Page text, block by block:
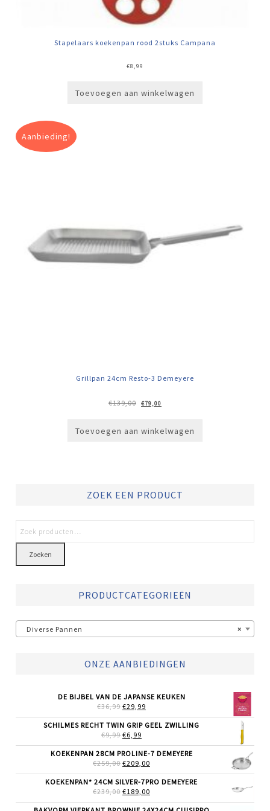
Stapelaars koekenpan rood 2stuks Campana
€8,99
Toevoegen aan winkelwagen
Aanbieding!
Grillpan 24cm Resto-3 Demeyere
€139,00
Oorspronkelijke
prijs
€79,00
prijs
Toevoegen aan winkelwagen
ZOEK EEN PRODUCT
Zoeken
PRODUCTCATEGORIEËN
×
Diverse Pannen
ONZE AANBIEDINGEN
DE BIJBEL VAN DE JAPANSE KEUKEN
€36,99 OORSPRONKELIJKE
WAS:
€36,99.
€29,99
IS:
SCHILMES RECHT TWIN GRIP GEEL ZWILLING
€9,99 OORSPRONKELIJKE
WAS:
€9,99.
€6,99
IS:
€6,99.
KOEKENPAN 28CM PROLINE-7 DEMEYERE
€259,00 OORSPRONKELIJKE
WAS:
€259,00.
€209,00
IS:
KOEKENPAN* 24CM SILVER-7PRO DEMEYERE
€239,00 OORSPRONKELIJKE
WAS:
€189,00
IS: